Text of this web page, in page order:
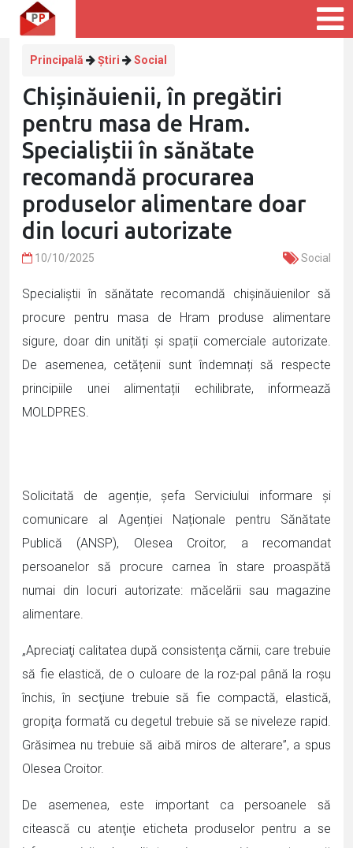
Principală Știri Social
Chișinăuienii, în pregătiri
pentru masa de Hram.
Specialiștii în sănătate
recomandă procurarea
produselor alimentare doar
din locuri autorizate
10/10/2025 Social
Specialiștii în sănătate recomandă chișinăuienilor să
procure pentru masa de Hram produse alimentare
sigure, doar din unități și spații comerciale autorizate.
De asemenea, cetățenii sunt îndemnați să respecte
principiile unei alimentații echilibrate, informează
MOLDPRES.
Solicitată de agenție, șefa Serviciului informare și
comunicare al Agenției Naționale pentru Sănătate
Publică (ANSP), Olesea Croitor, a recomandat
persoanelor să procure carnea în stare proaspătă
numai din locuri autorizate: măcelării sau magazine
alimentare.
„Apreciaţi calitatea după consistenţa cărnii, care trebuie
să fie elastică, de o culoare de la roz-pal până la roşu
închis, în secţiune trebuie să fie compactă, elastică,
gropiţa formată cu degetul trebuie să se niveleze rapid.
Grăsimea nu trebuie să aibă miros de alterare”, a spus
Olesea Croitor.
De asemenea, este important ca persoanele să
citească cu atenţie eticheta produselor pentru a se